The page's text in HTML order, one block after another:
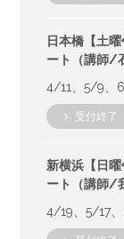
日本橋【土
ート（講師/
4/11、5/9、
受付終了
新横浜【日
ート（講師/
4/19、5/17